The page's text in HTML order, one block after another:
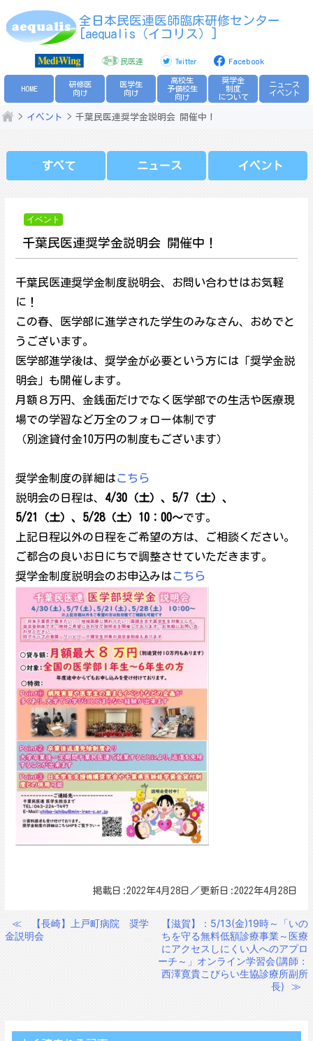
to
全日本民医連医師臨床研修センター
[aequalis（イコリス）]
民医連 Twitter Facebook
HOME
研修医
向け
医学生
向け
高校生
予備校生
向け
奨学金
制度
について
ニュース
イベント
イベント 千葉民医連奨学金説明会 開催中！
すべて ニュース イベント
イベント
千葉民医連奨学金説明会 開催中！
千葉民医連奨学金制度説明会、お問い合わせはお気軽
に！
この春、医学部に進学された学生のみなさん、おめでと
うございます。
医学部進学後は、奨学金が必要という方には「奨学金説
明会」も開催します。
月額８万円、金銭面だけでなく医学部での生活や医療現
場での学習など万全のフォロー体制です
（別途貸付金10万円の制度もございます）
奨学金制度の詳細はこちら
説明会の日程は、 4/30（土）、5/7（土）、
5/21（土）、5/28（土）10：00～です。
上記日程以外の日程をご希望の方は、ご相談ください。
ご都合の良いお日にちで調整させていただきます。
奨学金制度説明会のお申込みはこちら
掲載日:2022年4月28日／更新日:2022年4月28日
投≪
【長崎】上戸町病院 奨学
金説明会
【滋賀】：5/13(金)19時～「いの
ちを守る無料低額診療事業～医療
にアクセスしにくい人へのアプロ
ーチ～」オンライン学習会(講師：
西澤寛貴こびらい生協診療所副所
長)
≫